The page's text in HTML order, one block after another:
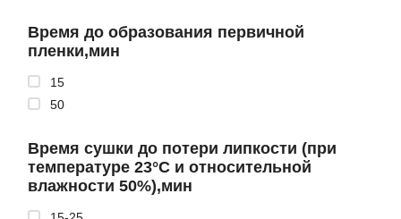
Время до образования первичной
пленки,мин
15
50
Время сушки до потери липкости (при
температуре 23°С и относительной
влажности 50%),мин